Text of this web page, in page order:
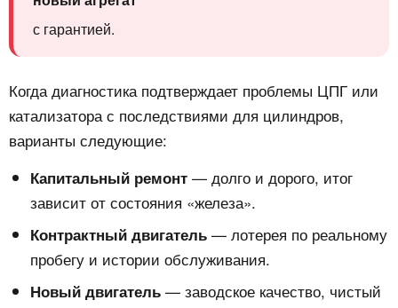
с гарантией.
Когда диагностика подтверждает проблемы ЦПГ или
катализатора с последствиями для цилиндров,
варианты следующие:
Капитальный ремонт — долго и дорого, итог
зависит от состояния «железа».
Контрактный двигатель — лотерея по реальному
пробегу и истории обслуживания.
Новый двигатель — заводское качество, чистый